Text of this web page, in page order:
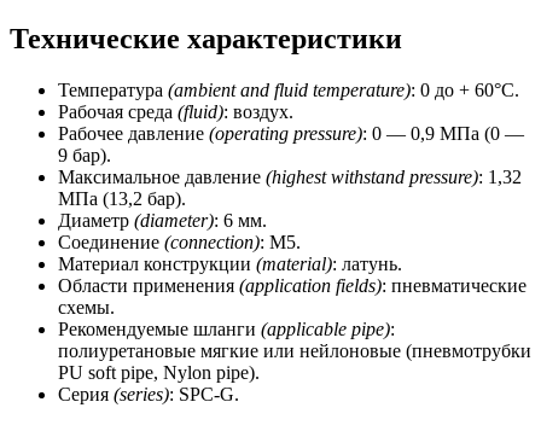
Технические характеристики
Температура (ambient and fluid temperature): 0 до + 60°C.
Рабочая среда (fluid): воздух.
Рабочее давление (operating pressure): 0 — 0,9 МПа (0 —
9 бар).
Максимальное давление (highest withstand pressure): 1,32
МПа (13,2 бар).
Диаметр (diameter): 6 мм.
Соединение (connection): M5.
Материал конструкции (material): латунь.
Области применения (application fields): пневматические
схемы.
Рекомендуемые шланги (applicable pipe):
полиуретановые мягкие или нейлоновые (пневмотрубки
PU soft pipe, Nylon pipe).
Серия (series): SPC-G.